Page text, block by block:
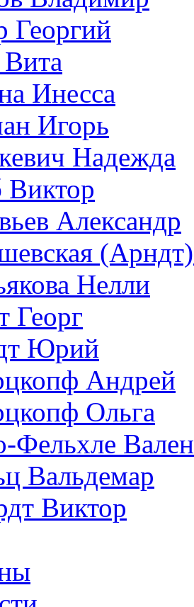
Георгий
Инесса
Игорь
Надежда
Александр
Нелли
Георг
Юрий
Андрей
Ольга
Вальдемар
Виктор